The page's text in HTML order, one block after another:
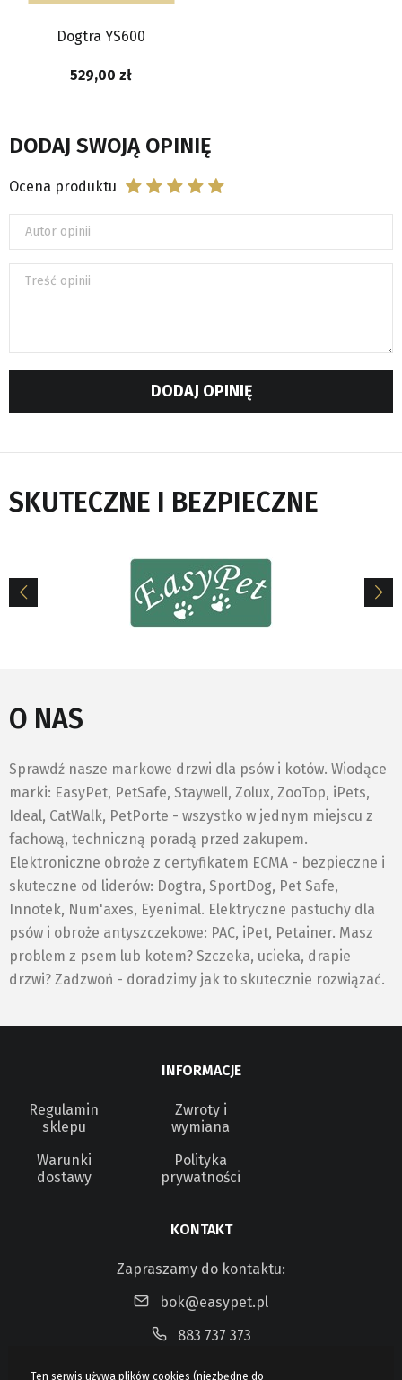
Dogtra YS600
529,00
DODAJ SWOJĄ OPINIĘ
Ocena produktu
Autor opinii
Treść opinii
DODAJ OPINIĘ
SKUTECZNE I BEZPIECZNE
O NAS
Sprawdź nasze markowe drzwi dla psów i kotów. Wiodące
marki: EasyPet, PetSafe, Staywell, Zolux, ZooTop, iPets,
Ideal, CatWalk, PetPorte - wszystko w jednym miejscu z
fachową, techniczną poradą przed zakupem.
Elektroniczne obroże z certyfikatem ECMA - bezpieczne i
skuteczne od liderów: Dogtra, SportDog, Pet Safe,
Innotek, Num'axes, Eyenimal. Elektryczne pastuchy dla
psów i obroże antyszczekowe: PAC, iPet, Petainer. Masz
problem z psem lub kotem? Szczeka, ucieka, drapie
drzwi? Zadzwoń - doradzimy jak to skutecznie rozwiązać.
INFORMACJE
Regulamin
sklepu
Warunki
dostawy
Zwroty i
wymiana
Polityka
prywatności
KONTAKT
Zapraszamy do kontaktu:
bok@easypet.pl
883 737 373
Ten serwis używa plików cookies (niezbędne do